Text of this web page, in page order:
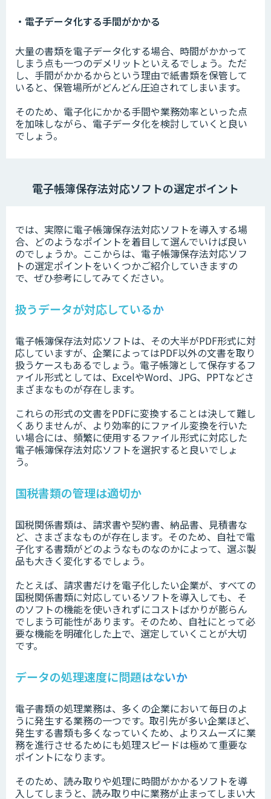
・電子データ化する手間がかかる
大量の書類を電子データ化する場合、時間がかかって
しまう点も一つのデメリットといえるでしょう。ただ
し、手間がかかるからという理由で紙書類を保管して
いると、保管場所がどんどん圧迫されてしまいます。
そのため、電子化にかかる手間や業務効率といった点
を加味しながら、電子データ化を検討していくと良い
でしょう。
電子帳簿保存法対応ソフトの選定ポイント
では、実際に電子帳簿保存法対応ソフトを導入する場
合、どのようなポイントを着目して選んでいけば良い
のでしょうか。ここからは、電子帳簿保存法対応ソフ
トの選定ポイントをいくつかご紹介していきますの
で、ぜひ参考にしてみてください。
扱うデータが対応しているか
電子帳簿保存法対応ソフトは、その大半がPDF形式に対
応していますが、企業によってはPDF以外の文書を取り
扱うケースもあるでしょう。電子帳簿として保存するフ
ァイル形式としては、ExcelやWord、JPG、PPTなどさ
まざまなものが存在します。
これらの形式の文書をPDFに変換することは決して難し
くありませんが、より効率的にファイル変換を行いた
い場合には、頻繁に使用するファイル形式に対応した
電子帳簿保存法対応ソフトを選択すると良いでしょ
う。
国税書類の管理は適切か
国税関係書類は、請求書や契約書、納品書、見積書な
ど、さまざまなものが存在します。そのため、自社で電
子化する書類がどのようなものなのかによって、選ぶ製
品も大きく変化するでしょう。
たとえば、請求書だけを電子化したい企業が、すべての
国税関係書類に対応しているソフトを導入しても、そ
のソフトの機能を使いきれずにコストばかりが膨らん
でしまう可能性があります。そのため、自社にとって必
要な機能を明確化した上で、選定していくことが大切
です。
データの処理速度に問題はないか
電子書類の処理業務は、多くの企業において毎日のよ
うに発生する業務の一つです。取引先が多い企業ほど、
発生する書類も多くなっていくため、よりスムーズに業
務を進行させるためにも処理スピードは極めて重要な
ポイントになります。
そのため、読み取りや処理に時間がかかるソフトを導
入してしまうと、読み取り中に業務が止まってしまい大